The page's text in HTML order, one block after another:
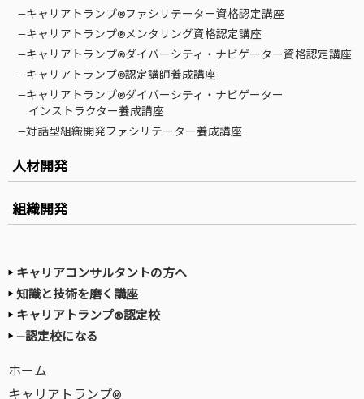
—キャリアトランプ®ファシリテーター資格認定講座
—キャリアトランプ®メンタリング資格認定講座
—キャリアトランプ®ダイバーシティ・ナビゲーター資格認定講座
—キャリアトランプ®認定講師養成講座
—キャリアトランプ®ダイバーシティ・ナビゲーター
インストラクター養成講座
—対話型組織開発ファシリテーター養成講座
人材開発
組織開発
キャリアコンサルタントの方へ
知識と技術を磨く講座
キャリアトランプ®認定校
—認定校になる
ホーム
キャリアトランプ®